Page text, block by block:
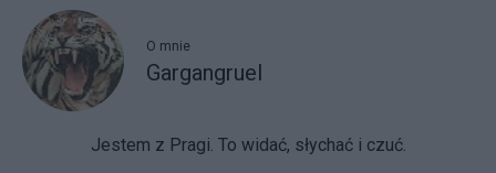
O mnie
Gargangruel
Jestem z Pragi. To widać, słychać i czuć.